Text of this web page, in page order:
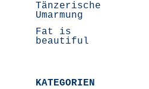
Tänzerische
Umarmung
Fat is
beautiful
KATEGORIEN